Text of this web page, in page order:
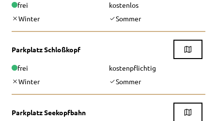
frei
kostenlos
Winter
Sommer
Parkplatz Schloßkopf
frei
kostenpflichtig
Winter
Sommer
Parkplatz Seekopfbahn